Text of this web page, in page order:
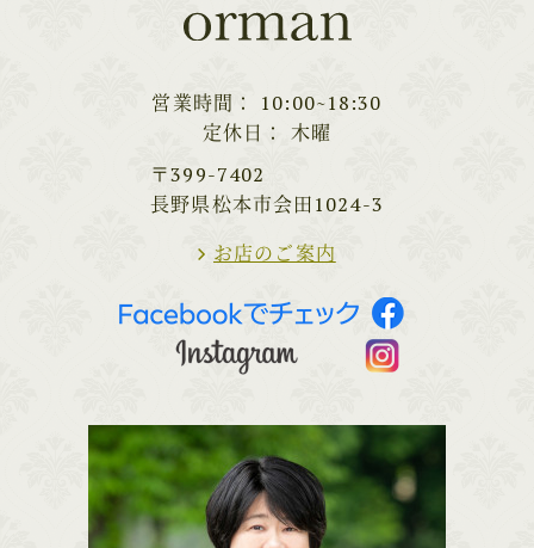
営業時間
10:00~18:30
定休日
木曜
〒399-7402
長野県松本市会田1024-3
お店のご案内